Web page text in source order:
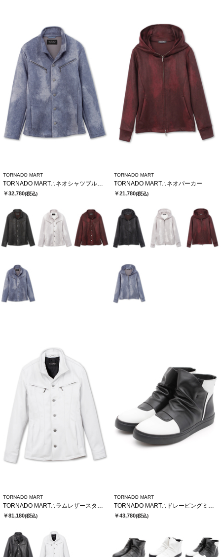
TORNADO MART
TORNADO MART∴ネオシャツブルゾン
￥32,780(税込)
TORNADO MART
TORNADO MART∴ネオパーカー
￥21,780(税込)
TORNADO MART
￥81,180(税込)
TORNADO MART
￥43,780(税込)